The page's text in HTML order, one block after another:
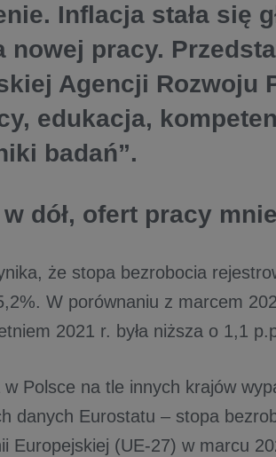
Inflacja stała się
nowej pracy.
Agencji Rozwoju
edukacja,
badań”.
dół, ofert pracy
że stopa bezrobocia
W porównaniu z marcem
2021 r. była niższa o 1,1
Polsce na tle innych krajów
danych Eurostatu – stopa
Europejskiej (UE-27) w marcu